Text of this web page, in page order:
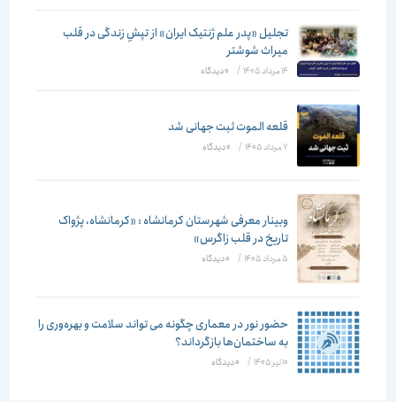
تجلیل «پدر علم ژنتیک ایران» از تپشِ زندگی در قلب
میراث شوشتر
14 مرداد 1405 / ۰ دیدگاه
قلعه الموت ثبت جهانی شد
7 مرداد 1405 / ۰ دیدگاه
وبینار معرفی شهرستان کرمانشاه : «کرمانشاه، پژواک
تاریخ در قلب زاگرس»
5 مرداد 1405 / ۰ دیدگاه
حضور نور در معماری چگونه می تواند سلامت و بهره‌وری را
به ساختمان‌ها بازگرداند؟
10 تیر 1405 / ۰ دیدگاه